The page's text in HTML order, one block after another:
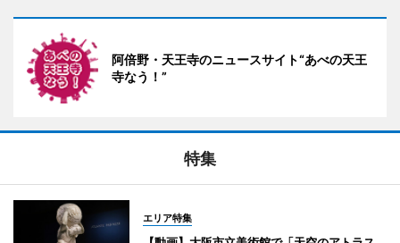
阿倍野・天王寺のニュースサイト“あべの天王
寺なう！”
特集
エリア特集